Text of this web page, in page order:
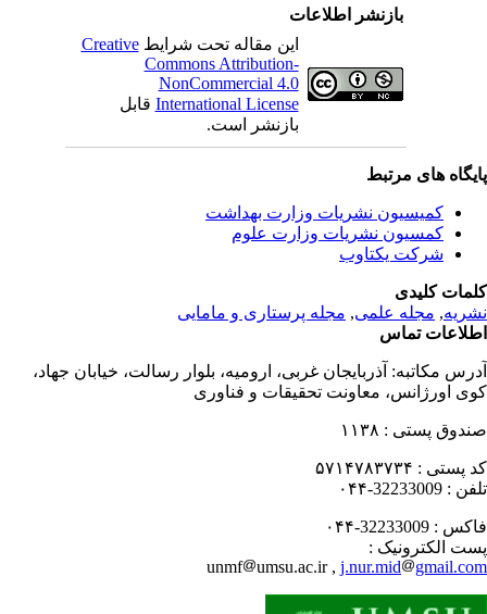
بازنشر اطلاعات
این مقاله تحت شرایطCreative
Commons Attribution-
NonCommercial 4.0
International Licenseقابل
بازنشر است.
های مرتبط
کمیسیون نشریات وزارت بهداشت
کمسیون نشریات وزارت علوم
شرکت یکتاوب
کلیدی
,مجله علمی, مجله پرستاری و مامایی
تماس
مکاتبه:آذربایجان غربی، ارومیه، بلوار رسالت، خیابان جهاد،
اورژانس، معاونت تحقیقات و فناوری
پستی : ۱۱۳۸
پستی : ۵۷۱۴۷۸۳۷۳۴
: 32233009-۰۴۴
: 32233009-۰۴۴
الکترونیک :
unmf
umsu.ac.ir ,j.nur.mid